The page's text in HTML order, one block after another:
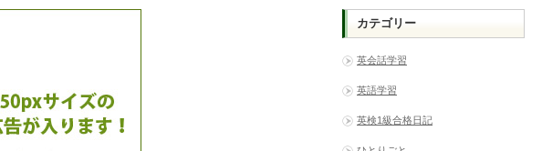
カテゴリー
英会話学習
英語学習
英検1級合格日記